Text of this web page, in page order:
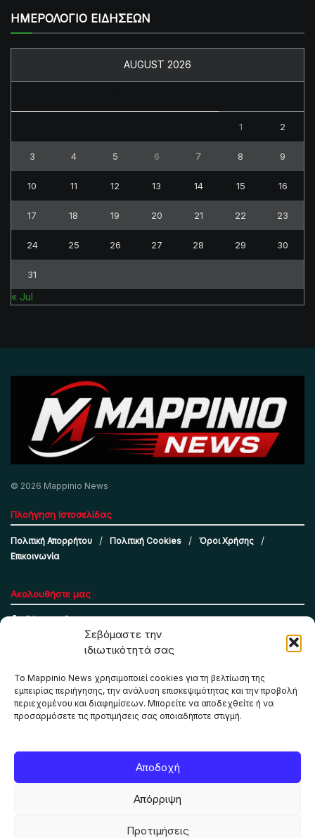
Σεβόμαστε την
ιδιωτικότητά σας
Το Mappinio News χρησιμοποιεί cookies για τη βελτίωση της
εμπειρίας περιήγησης, την ανάλυση επισκεψιμότητας και την προβολή
περιεχομένου και διαφημίσεων. Μπορείτε να αποδεχθείτε ή να
προσαρμόσετε τις προτιμήσεις σας οποιαδήποτε στιγμή.
Αποδοχή
Απόρριψη
Προτιμήσεις
ΗΜΕΡΟΛΟΓΙΟ ΕΙΔΗΣΕΩΝ
AUGUST 2026
1 2
3 4 5 6 7 8 9
10 11 12 13 14 15 16
17 18 19 20 21 22 23
24 25 26 27 28 29 30
31
« Jul
© 2026 Mappinio News
Πλοήγηση Ιστοσελίδας
Πολιτική Απορρήτου Πολιτική Cookies
Όροι Χρήσης
Επικοινωνία
Ακολουθήστε μας
Το Mappinio.net χρησιμοποιεί cookies για τη σωστή
λειτουργία της ιστοσελίδας, την ανάλυση επισκεψιμότητας
και την προβολή εξατομικευμένου περιεχομένου. Πατώντας
αλλάξετε τις προτιμήσεις σας οποιαδήποτε στιγμή.